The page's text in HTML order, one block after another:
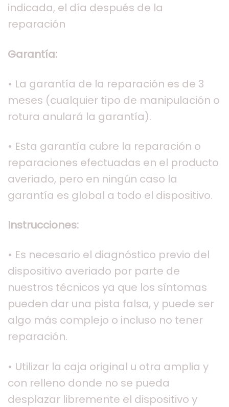
indicada, el día después de la
reparación
Garantía:
• La garantía de la reparación es de 3
meses (cualquier tipo de manipulación o
rotura anulará la garantía).
• Esta garantía cubre la reparación o
reparaciones efectuadas en el producto
averiado, pero en ningún caso la
garantía es global a todo el dispositivo.
Instrucciones:
• Es necesario el diagnóstico previo del
dispositivo averiado por parte de
nuestros técnicos ya que los síntomas
pueden dar una pista falsa, y puede ser
algo más complejo o incluso no tener
reparación.
• Utilizar la caja original u otra amplia y
con relleno donde no se pueda
desplazar libremente el dispositivo y